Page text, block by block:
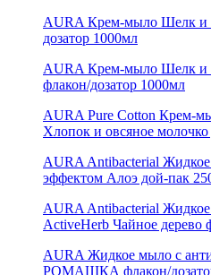
AURA Крем-мыло Шелк и
дозатор 1000мл
AURA Крем-мыло Шелк и
флакон/дозатор 1000мл
AURA Pure Cotton Крем-
Хлопок и овсяное
AURA Antibacterial
эффектом Алоэ дой-пак
AURA Antibacterial
ActiveHerb Чайное дерево
AURA Жидкое мыло с
РОМАШКА флакон/